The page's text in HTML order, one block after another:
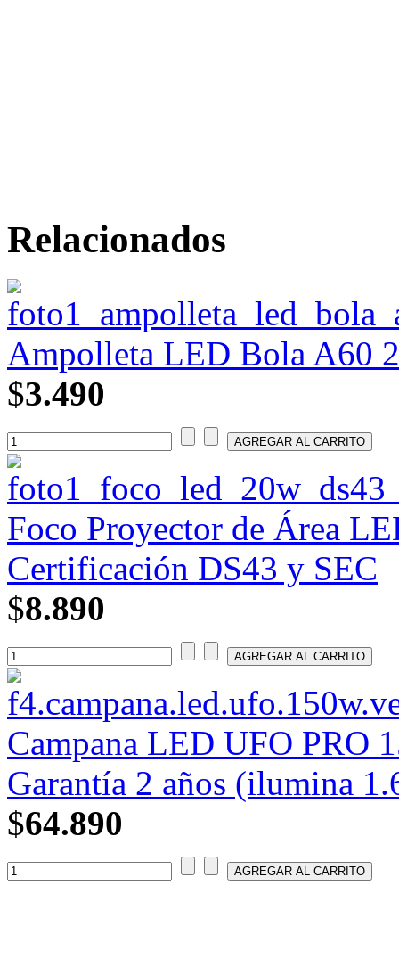
Relacionados
Ampolleta LED Bola A60
$3.490
Foco Proyector de Área
Certificación DS43 y SEC
$8.890
Campana LED UFO PRO
Garantía 2 años (ilumina
$64.890